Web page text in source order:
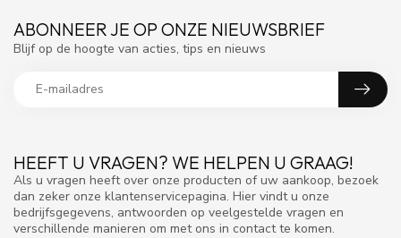
HEEFT U VRAGEN? WE HELPEN U GRAAG!
Als u vragen heeft over onze producten of uw aankoop, bezoek
dan zeker onze klantenservicepagina. Hier vindt u onze
bedrijfsgegevens, antwoorden op veelgestelde vragen en
verschillende manieren om met ons in contact te komen.
ABONNEER JE OP ONZE NIEUWSBRIEF
Blijf op de hoogte van acties, tips en nieuws